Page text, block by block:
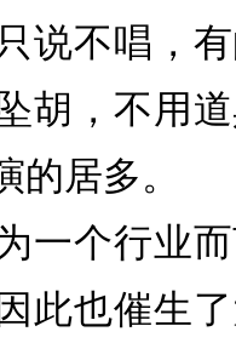
说不唱，
胡，不用
的居多。
一个行业
此也催生